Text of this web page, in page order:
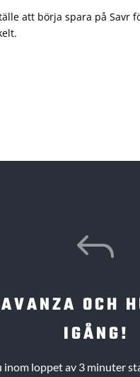
att börja spara på
J
OCH
IGÅNG!
inom loppet av 3 minuter